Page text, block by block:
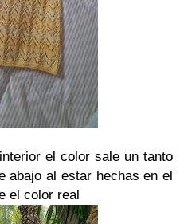
el color sale un tanto
abajo al estar hechas en el
el color real